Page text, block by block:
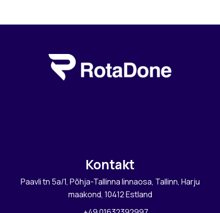
Kontakt
Paavli tn 5a/1, Põhja-Tallinna linnaosa, Tallinn, Harju
maakond, 10412 Estland